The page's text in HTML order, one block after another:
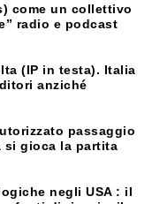
come un collettivo
radio e podcast
(IP in testa). Italia
anziché
passaggio
si gioca la partita
negli USA : il